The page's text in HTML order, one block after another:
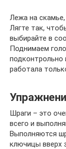
Лежа на
Лягте так,
выбирайте в
Поднимаем
подконтрольно
работала
Шраги – это
всего и
Выполняются
ключицы вверх